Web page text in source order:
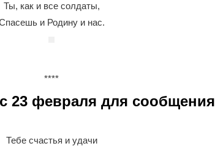
Ты, как и все солдаты,
и Родину и нас.
****
23 февраля для сообщения
Тебе счастья и удачи